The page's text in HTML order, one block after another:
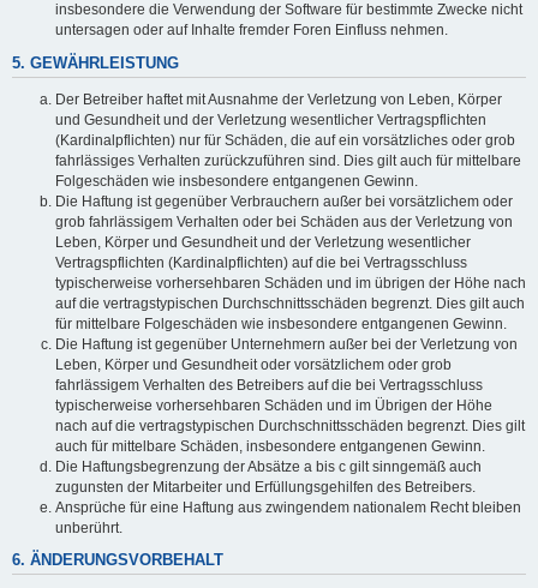
insbesondere die Verwendung der Software für bestimmte Zwecke nicht
untersagen oder auf Inhalte fremder Foren Einfluss nehmen.
5. GEWÄHRLEISTUNG
Der Betreiber haftet mit Ausnahme der Verletzung von Leben, Körper
und Gesundheit und der Verletzung wesentlicher Vertragspflichten
(Kardinalpflichten) nur für Schäden, die auf ein vorsätzliches oder grob
fahrlässiges Verhalten zurückzuführen sind. Dies gilt auch für mittelbare
Folgeschäden wie insbesondere entgangenen Gewinn.
Die Haftung ist gegenüber Verbrauchern außer bei vorsätzlichem oder
grob fahrlässigem Verhalten oder bei Schäden aus der Verletzung von
Leben, Körper und Gesundheit und der Verletzung wesentlicher
Vertragspflichten (Kardinalpflichten) auf die bei Vertragsschluss
typischerweise vorhersehbaren Schäden und im übrigen der Höhe nach
auf die vertragstypischen Durchschnittsschäden begrenzt. Dies gilt auch
für mittelbare Folgeschäden wie insbesondere entgangenen Gewinn.
Die Haftung ist gegenüber Unternehmern außer bei der Verletzung von
Leben, Körper und Gesundheit oder vorsätzlichem oder grob
fahrlässigem Verhalten des Betreibers auf die bei Vertragsschluss
typischerweise vorhersehbaren Schäden und im Übrigen der Höhe
nach auf die vertragstypischen Durchschnittsschäden begrenzt. Dies gilt
auch für mittelbare Schäden, insbesondere entgangenen Gewinn.
Die Haftungsbegrenzung der Absätze a bis c gilt sinngemäß auch
zugunsten der Mitarbeiter und Erfüllungsgehilfen des Betreibers.
Ansprüche für eine Haftung aus zwingendem nationalem Recht bleiben
unberührt.
6. ÄNDERUNGSVORBEHALT